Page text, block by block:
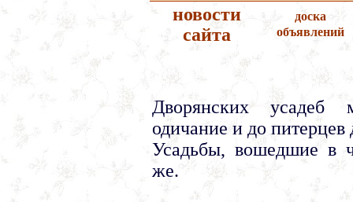
новости
сайта
доска
объявлений
Дворянских усадеб
одичание и до питерцев
Усадьбы, вошедшие в
же.